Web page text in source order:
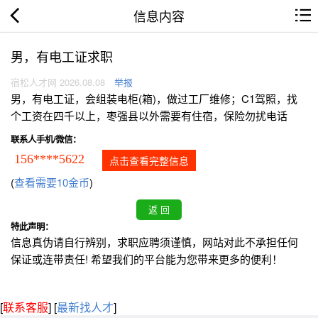
信息内容
男，有电工证求职
宿松人才网 2026.08.08 举报
男，有电工证，会组装电柜(箱)，做过工厂维修；C1驾照，找
个工资在四千以上，枣强县以外需要有住宿，保险勿扰电话
联系人手机/微信：
156****5622 点击查看完整信息
(查看需要10金币)
特此声明：
信息真伪请自行辨别，求职应聘须谨慎，网站对此不承担任何
保证或连带责任! 希望我们的平台能为您带来更多的便利！
[联系客服] [最新找人才]